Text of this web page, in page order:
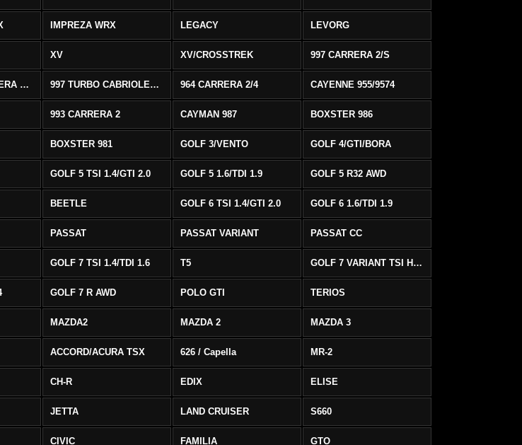
IMPREZA WRX LEGACY LEVORG
XV XV/CROSSTREK 997 CARRERA 2/S
997 TURBO/CARRERA 4/4S AWD 997 TURBO CABRIOLET AWD 964 CARRERA 2/4 CAYENNE 955/9574
993 CARRERA 2 CAYMAN 987 BOXSTER 986
BOXSTER 981 GOLF 3/VENTO GOLF 4/GTI/BORA
GOLF 5 TSI 1.4/GTI 2.0 GOLF 5 1.6/TDI 1.9 GOLF 5 R32 AWD
BEETLE GOLF 6 TSI 1.4/GTI 2.0 GOLF 6 1.6/TDI 1.9
PASSAT PASSAT VARIANT PASSAT CC
GOLF 7 TSI 1.4/TDI 1.6 T5 GOLF 7 VARIANT TSI HIGHLINE/R-LINE
GOLF 7 R AWD POLO GTI TERIOS
MAZDA2 MAZDA 2 MAZDA 3
ACCORD/ACURA TSX 626 / Capella MR-2
CH-R EDIX ELISE
JETTA LAND CRUISER S660
CIVIC FAMILIA GTO